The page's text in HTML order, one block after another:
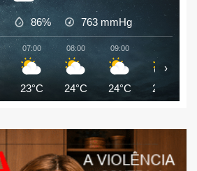
86% 763 mmHg
07:00
23°C
08:00
24°C
09:00
24°C 26°C
›